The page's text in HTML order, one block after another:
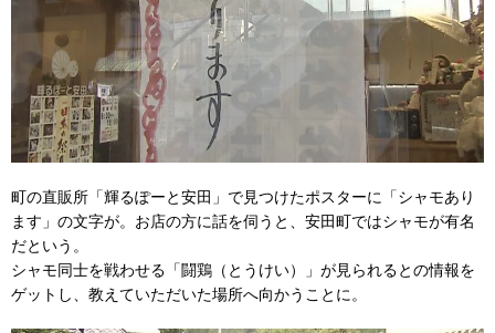
町の直販所「輝るぽーと安田」で見つけたポスターに「シャモあり
ます」の文字が。お店の方に話を伺うと、安田町ではシャモが有名
だという。
シャモ同士を戦わせる「闘鶏（とうけい）」が見られるとの情報を
ゲットし、教えていただいた場所へ向かうことに。